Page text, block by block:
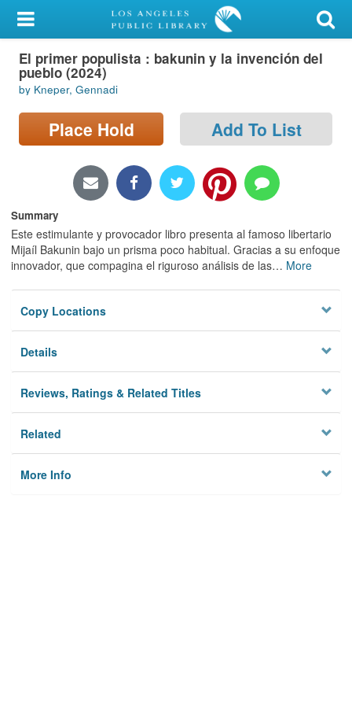
My Account
Library Card
Sign In
Search
Locations/Hours (external
Privacy
El primer populista : bakunin y la invención del
pueblo (2024)
by Kneper, Gennadi
Place Hold Add To List
Summary
Este estimulante y provocador libro presenta al famoso libertario
Mijaíl Bakunin bajo un prisma poco habitual. Gracias a su enfoque
innovador, que compagina el riguroso análisis de las… More
Copy Locations
Details
Reviews, Ratings & Related Titles
Related
More Info